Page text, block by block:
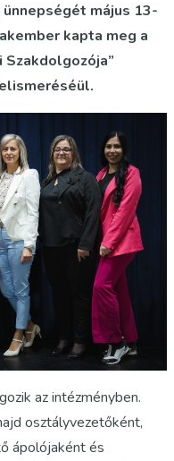
május 13-
kapta meg a
Szakdolgozója”
az intézményben.
osztályvezetőként,
ápolójaként és